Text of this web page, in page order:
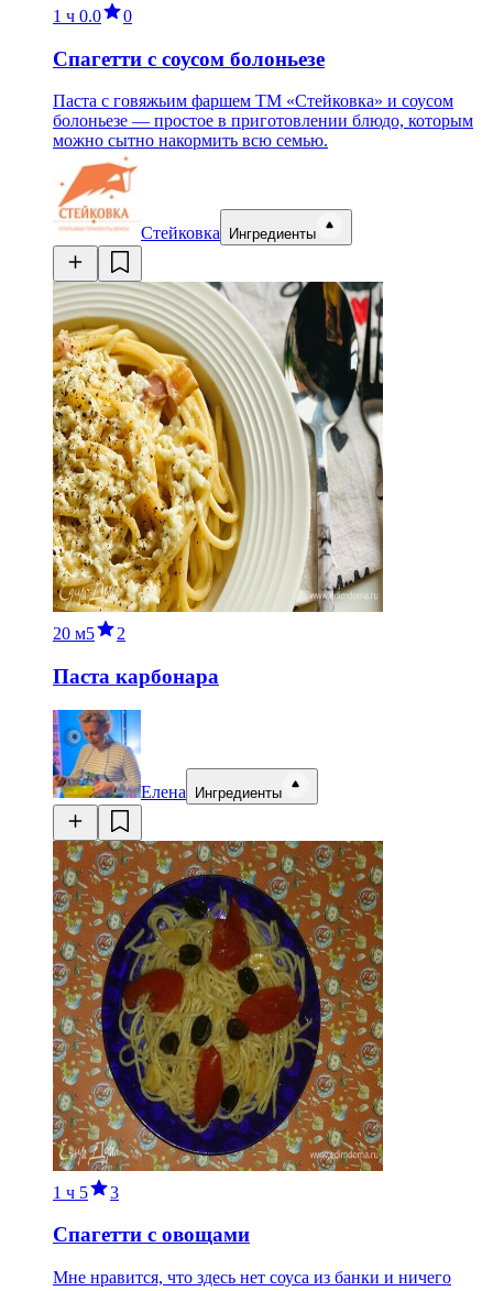
1 ч 0.0 0
Спагетти с соусом болоньезе
Паста с говяжьим фаршем ТМ «Стейковка» и соусом
болоньезе — простое в приготовлении блюдо, которым
можно сытно накормить всю семью.
Стейковка Ингредиенты
20 м5 2
Паста карбонара
Елена Ингредиенты
1 ч 5 3
Спагетти с овощами
Мне нравится, что здесь нет соуса из банки и ничего